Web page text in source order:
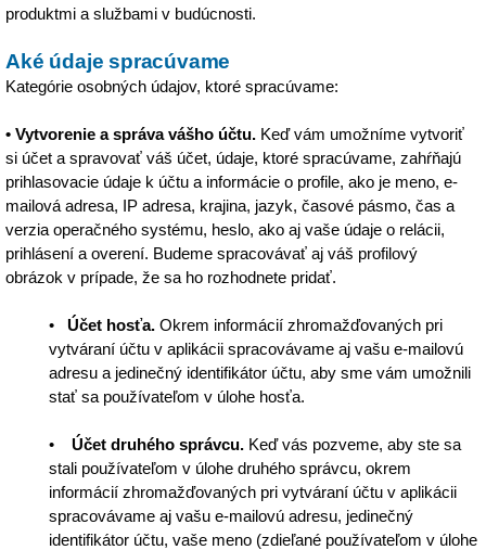
produktmi a službami v budúcnosti.
Aké údaje spracúvame
Kategórie osobných údajov, ktoré spracúvame:
• Vytvorenie a správa vášho účtu. Keď vám umožníme vytvoriť
si účet a spravovať váš účet, údaje, ktoré spracúvame, zahŕňajú
prihlasovacie údaje k účtu a informácie o profile, ako je meno, e-
mailová adresa, IP adresa, krajina, jazyk, časové pásmo, čas a
verzia operačného systému, heslo, ako aj vaše údaje o relácii,
prihlásení a overení. Budeme spracovávať aj váš profilový
obrázok v prípade, že sa ho rozhodnete pridať.
•Účet hosťa. Okrem informácií zhromažďovaných pri
vytváraní účtu v aplikácii spracovávame aj vašu e-mailovú
adresu a jedinečný identifikátor účtu, aby sme vám umožnili
stať sa používateľom v úlohe hosťa.
•Účet druhého správcu. Keď vás pozveme, aby ste sa
stali používateľom v úlohe druhého správcu, okrem
informácií zhromažďovaných pri vytváraní účtu v aplikácii
spracovávame aj vašu e-mailovú adresu, jedinečný
identifikátor účtu, vaše meno (zdieľané používateľom v úlohe